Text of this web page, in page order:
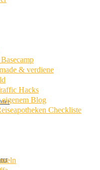
& verdiene
Hacks
Blog
Checkliste